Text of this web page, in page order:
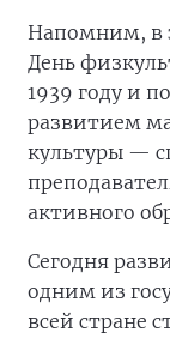
Напомним, в
День
1939 году и
развитием
культуры —
активного
Сегодня
одним из
всей стране